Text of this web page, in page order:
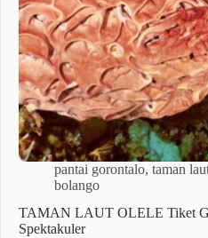
pantai gorontalo, taman
bolango
TAMAN LAUT OLELE Tiket
Spektakuler